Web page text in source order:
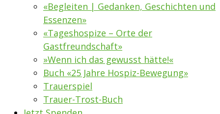
«Begleiten | Gedanken, Geschichten und
Essenzen»
«Tageshospize – Orte der
Gastfreundschaft»
»Wenn ich das gewusst hätte!«
Buch «25 Jahre Hospiz-Bewegung»
Trauerspiel
Trauer-Trost-Buch